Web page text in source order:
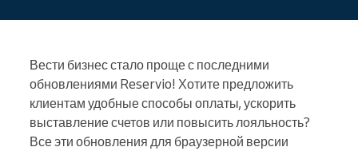
Вести бизнес стало проще с последними
обновлениями Reservio! Хотите предложить
клиентам удобные способы оплаты, ускорить
выставление счетов или повысить лояльность?
Все эти обновления для браузерной версии